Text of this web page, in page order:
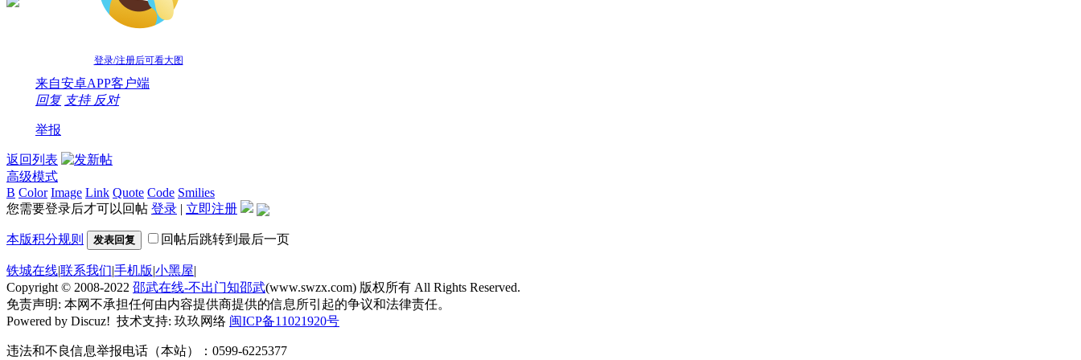
登录/注册后可看大图
来自安卓APP客户端
回复 支持 反对
举报
返回列表
高级模式
B Color Image Link Quote Code Smilies
您需要登录后才可以回帖 登录 | 立即注册
本版积分规则 发表回复 回帖后跳转到最后一页
铁城在线|联系我们|手机版|小黑屋|
Copyright © 2008-2022 邵武在线-不出门知邵武(www.swzx.com) 版权所有 All Rights Reserved.
免责声明: 本网不承担任何由内容提供商提供的信息所引起的争议和法律责任。
Powered by Discuz! 技术支持: 玖玖网络 闽ICP备11021920号
违法和不良信息举报电话（本站）：0599-6225377